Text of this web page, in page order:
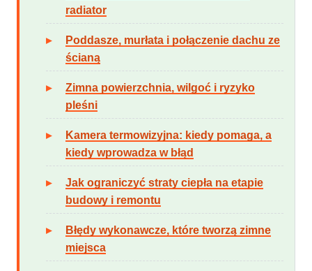
radiator
Poddasze, murłata i połączenie dachu ze
ścianą
Zimna powierzchnia, wilgoć i ryzyko
pleśni
Kamera termowizyjna: kiedy pomaga, a
kiedy wprowadza w błąd
Jak ograniczyć straty ciepła na etapie
budowy i remontu
Błędy wykonawcze, które tworzą zimne
miejsca